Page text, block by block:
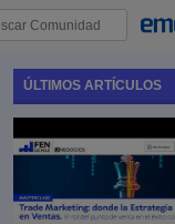
ÚLTIMOS ARTÍCULOS